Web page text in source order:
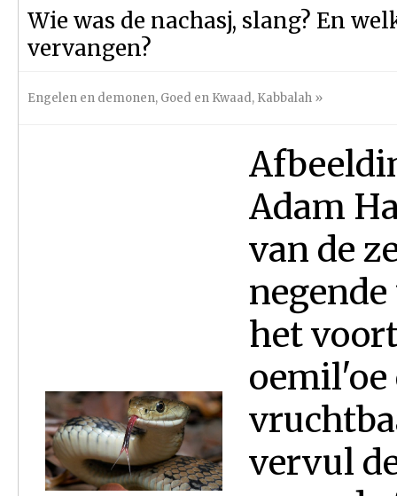
Wie was de nachasj, slang? En
vervangen?
Engelen en demonen, Goed en Kwaad, Kabbalah »
Adam
van de
het
oemil'oe
vervul